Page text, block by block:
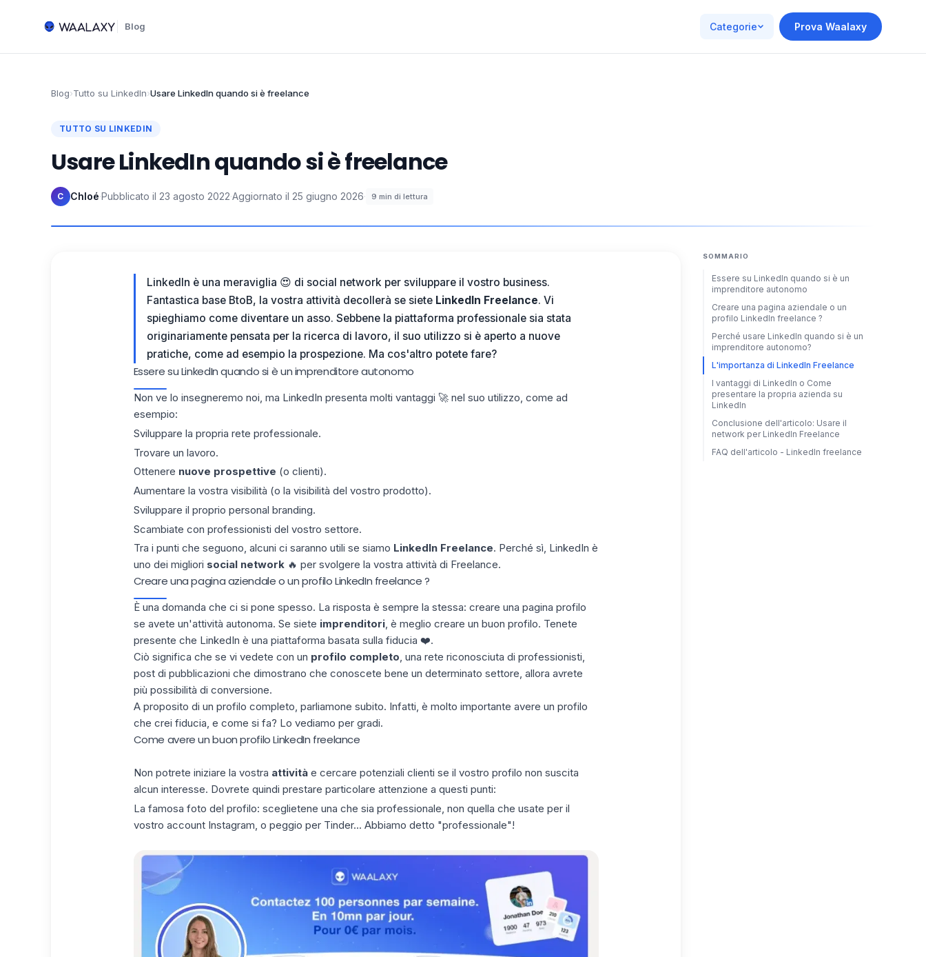
Blog Categorie Prova Waalaxy
Blog›Tutto su LinkedIn›Usare LinkedIn quando si è freelance
TUTTO SU LINKEDIN
Usare LinkedIn quando si è freelance
C Chloé·Pubblicato il 23 agosto 2022·Aggiornato il 25 giugno 2026· 9 min di lettura
LinkedIn è una meraviglia 😍 di social network per sviluppare il vostro business.
Fantastica base BtoB, la vostra attività decollerà se sieteLinkedIn Freelance. Vi
spieghiamo come diventare un asso. Sebbene la piattaforma professionale sia stata
originariamente pensata per la ricerca di lavoro, il suo utilizzo si è aperto a nuove
pratiche, come ad esempio la prospezione. Ma cos'altro potete fare?
Essere su LinkedIn quando si è un imprenditore autonomo
Non ve lo insegneremo noi, ma LinkedIn presenta molti vantaggi 🚀 nel suo utilizzo, come ad
esempio:
Sviluppare la propria rete professionale.
Trovare un lavoro.
Ottenere nuove prospettive (o clienti).
Aumentare la vostra visibilità (o la visibilità del vostro prodotto).
Sviluppare il proprio personal branding.
Scambiate con professionisti del vostro settore.
Tra i punti che seguono, alcuni ci saranno utili se siamo LinkedIn Freelance. Perché sì, LinkedIn è
uno dei migliori social network🔥 per svolgere la vostra attività di Freelance.
Creare una pagina aziendale o un profilo LinkedIn freelance ?
È una domanda che ci si pone spesso. La risposta è sempre la stessa: creare una pagina profilo
se avete un'attività autonoma. Se siete imprenditori, è meglio creare un buon profilo. Tenete
presente che LinkedIn è una piattaforma basata sulla fiducia ❤️.
Ciò significa che se vi vedete con un profilo completo, una rete riconosciuta di professionisti,
post di pubblicazioni che dimostrano che conoscete bene un determinato settore, allora avrete
più possibilità di conversione.
A proposito di un profilo completo, parliamone subito. Infatti, è molto importante avere un profilo
che crei fiducia, e come si fa? Lo vediamo per gradi.
Come avere un buon profilo LinkedIn freelance
Non potrete iniziare la vostra attivitàe cercare potenziali clienti se il vostro profilo non suscita
alcun interesse. Dovrete quindi prestare particolare attenzione a questi punti:
La famosa foto del profilo: sceglietene una che sia professionale, non quella che usate per il
vostro account Instagram, o peggio per Tinder... Abbiamo detto "professionale"!
SOMMARIO
Essere su LinkedIn quando si è un
imprenditore autonomo
Creare una pagina aziendale o un
profilo LinkedIn freelance ?
Perché usare LinkedIn quando si è un
imprenditore autonomo?
L'importanza di LinkedIn Freelance
I vantaggi di LinkedIn o Come
presentare la propria azienda su
LinkedIn
Conclusione dell'articolo: Usare il
network per LinkedIn Freelance
FAQ dell'articolo - LinkedIn freelance